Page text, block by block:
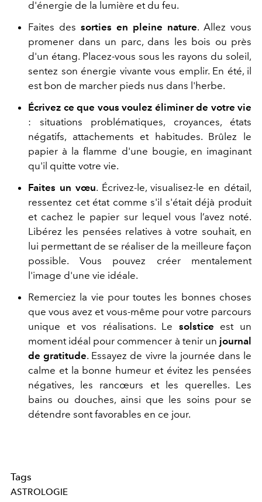
d'énergie de la lumière et du feu.
Faites des sorties en pleine nature. Allez vous
promener dans un parc, dans les bois ou près
d'un étang. Placez-vous sous les rayons du soleil,
sentez son énergie vivante vous emplir. En été, il
est bon de marcher pieds nus dans l'herbe.
Écrivez ce que vous voulez éliminer de votre vie
: situations problématiques, croyances, états
négatifs, attachements et habitudes. Brûlez le
papier à la flamme d'une bougie, en imaginant
qu'il quitte votre vie.
Faites un vœu. Écrivez-le, visualisez-le en détail,
ressentez cet état comme s'il s'était déjà produit
et cachez le papier sur lequel vous l’avez noté.
Libérez les pensées relatives à votre souhait, en
lui permettant de se réaliser de la meilleure façon
possible. Vous pouvez créer mentalement
l'image d'une vie idéale.
Remerciez la vie pour toutes les bonnes choses
que vous avez et vous-même pour votre parcours
unique et vos réalisations. Le solstice est un
moment idéal pour commencer à tenir un journal
de gratitude. Essayez de vivre la journée dans le
calme et la bonne humeur et évitez les pensées
négatives, les rancœurs et les querelles. Les
bains ou douches, ainsi que les soins pour se
détendre sont favorables en ce jour.
Tags
ASTROLOGIE